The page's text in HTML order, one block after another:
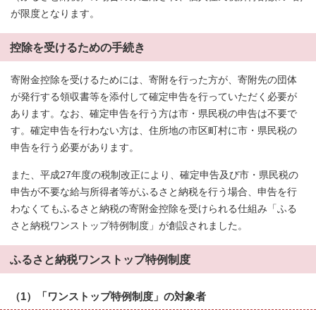
が限度となります。
控除を受けるための手続き
寄附金控除を受けるためには、寄附を行った方が、寄附先の団体
が発行する領収書等を添付して確定申告を行っていただく必要が
あります。なお、確定申告を行う方は市・県民税の申告は不要で
す。確定申告を行わない方は、住所地の市区町村に市・県民税の
申告を行う必要があります。
また、平成27年度の税制改正により、確定申告及び市・県民税の
申告が不要な給与所得者等がふるさと納税を行う場合、申告を行
わなくてもふるさと納税の寄附金控除を受けられる仕組み「ふる
さと納税ワンストップ特例制度」が創設されました。
ふるさと納税ワンストップ特例制度
（1）「ワンストップ特例制度」の対象者